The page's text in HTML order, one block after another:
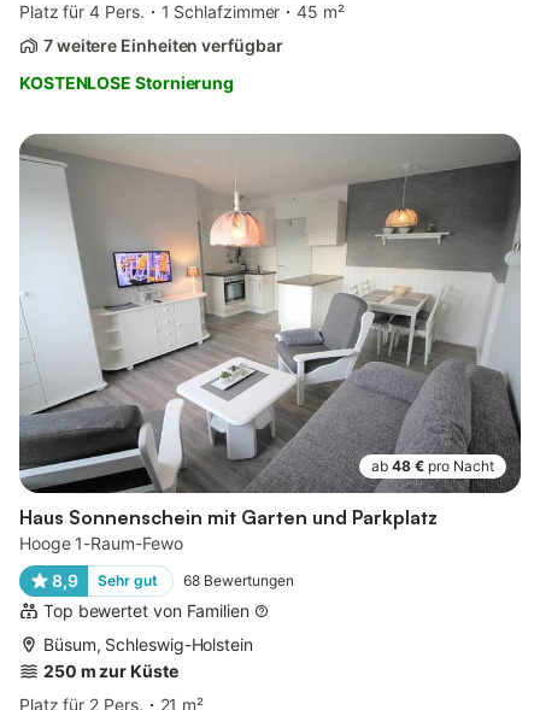
Platz für 4 Pers.
1 Schlafzimmer
45 m²
7 weitere Einheiten verfügbar
KOSTENLOSE Stornierung
ab 48 € pro Nacht
Haus Sonnenschein mit Garten und Parkplatz
Hooge 1-Raum-Fewo
8,9
Sehr gut 68 Bewertungen
Top bewertet von Familien
Büsum, Schleswig-Holstein
250 m zur Küste
Platz für 2 Pers.
21 m²